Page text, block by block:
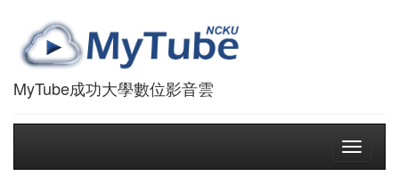
MyTube成功大學數位影音雲
Toggle